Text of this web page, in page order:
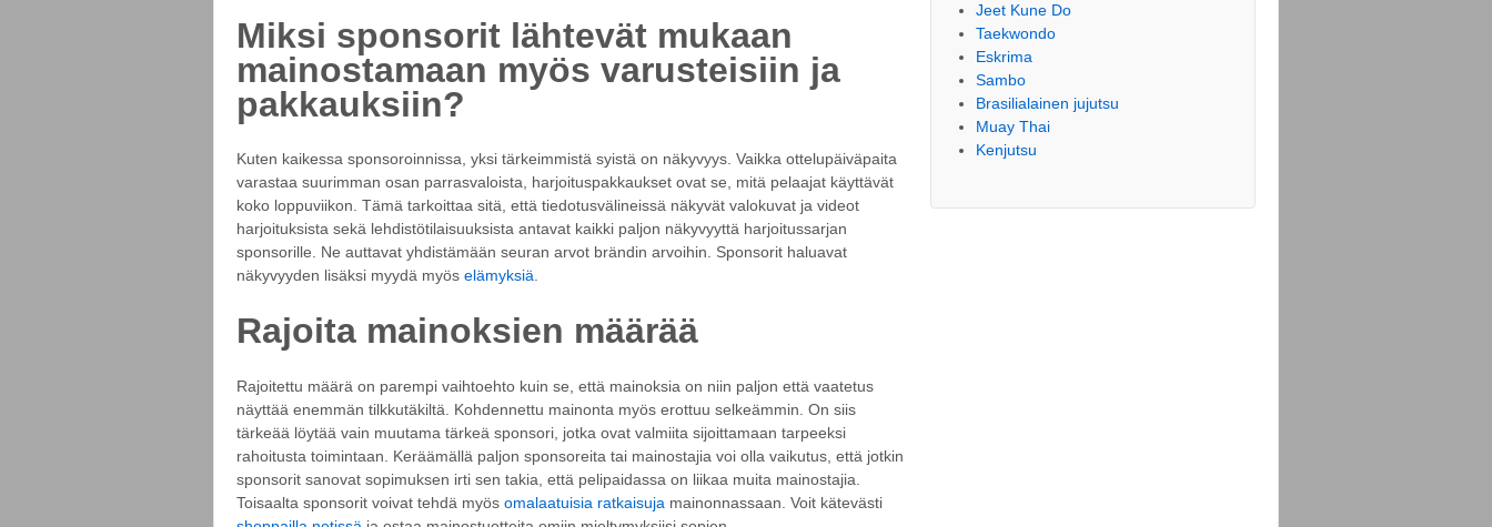
Miksi sponsorit lähtevät mukaan
mainostamaan myös varusteisiin ja
pakkauksiin?
Kuten kaikessa sponsoroinnissa, yksi tärkeimmistä syistä on näkyvyys. Vaikka ottelupäiväpaita
varastaa suurimman osan parrasvaloista, harjoituspakkaukset ovat se, mitä pelaajat käyttävät
koko loppuviikon. Tämä tarkoittaa sitä, että tiedotusvälineissä näkyvät valokuvat ja videot
harjoituksista sekä lehdistötilaisuuksista antavat kaikki paljon näkyvyyttä harjoitussarjan
sponsorille. Ne auttavat yhdistämään seuran arvot brändin arvoihin. Sponsorit haluavat
näkyvyyden lisäksi myydä myös elämyksiä.
Rajoita mainoksien määrää
Rajoitettu määrä on parempi vaihtoehto kuin se, että mainoksia on niin paljon että vaatetus
näyttää enemmän tilkkutäkiltä. Kohdennettu mainonta myös erottuu selkeämmin. On siis
tärkeää löytää vain muutama tärkeä sponsori, jotka ovat valmiita sijoittamaan tarpeeksi
rahoitusta toimintaan. Keräämällä paljon sponsoreita tai mainostajia voi olla vaikutus, että jotkin
sponsorit sanovat sopimuksen irti sen takia, että pelipaidassa on liikaa muita mainostajia.
Toisaalta sponsorit voivat tehdä myös omalaatuisia ratkaisuja mainonnassaan. Voit kätevästi
Jeet Kune Do
Taekwondo
Eskrima
Sambo
Brasilialainen jujutsu
Muay Thai
Kenjutsu